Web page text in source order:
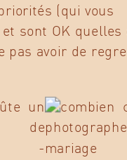
(qui vous
sont OK quelles
pas avoir de